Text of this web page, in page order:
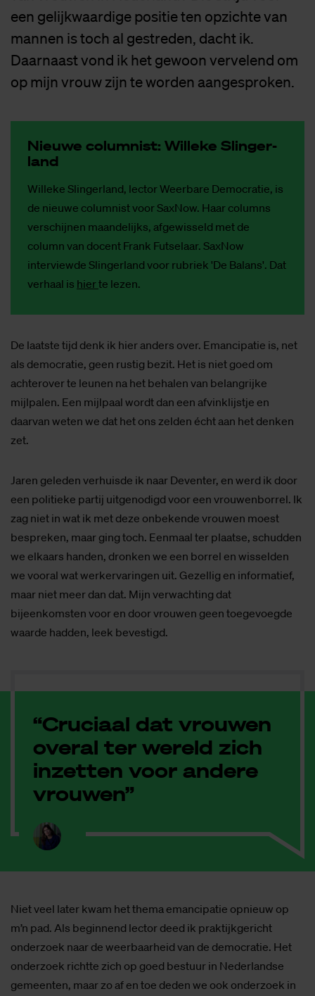
een gelijkwaardige positie ten opzichte van
mannen is toch al gestreden, dacht ik.
Daarnaast vond ik het gewoon vervelend om
op mijn vrouw zijn te worden aangesproken.
Nieu­we co­lum­nist: Wil­le­ke Slin­ger­
land
Willeke Slingerland, lector Weerbare Democratie, is
de nieuwe columnist voor SaxNow. Haar columns
verschijnen maandelijks, afgewisseld met de
column van docent Frank Futselaar. SaxNow
interviewde Slingerland voor rubriek 'De Balans'. Dat
verhaal is hierte lezen.
De laatste tijd denk ik hier anders over. Emancipatie is, net
als democratie, geen rustig bezit. Het is niet goed om
achterover te leunen na het behalen van belangrijke
mijlpalen. Een mijlpaal wordt dan een afvinklijstje en
daarvan weten we dat het ons zelden écht aan het denken
zet.
Jaren geleden verhuisde ik naar Deventer, en werd ik door
een politieke partij uitgenodigd voor een vrouwenborrel. Ik
zag niet in wat ik met deze onbekende vrouwen moest
bespreken, maar ging toch. Eenmaal ter plaatse, schudden
we elkaars handen, dronken we een borrel en wisselden
we vooral wat werkervaringen uit. Gezellig en informatief,
maar niet meer dan dat. Mijn verwachting dat
bijeenkomsten voor en door vrouwen geen toegevoegde
waarde hadden, leek bevestigd.
“Cruciaal dat vrouwen
overal ter wereld zich
inzetten voor andere
vrouwen”
Niet veel later kwam het thema emancipatie opnieuw op
m’n pad. Als beginnend lector deed ik praktijkgericht
onderzoek naar de weerbaarheid van de democratie. Het
onderzoek richtte zich op goed bestuur in Nederlandse
gemeenten, maar zo af en toe deden we ook onderzoek in